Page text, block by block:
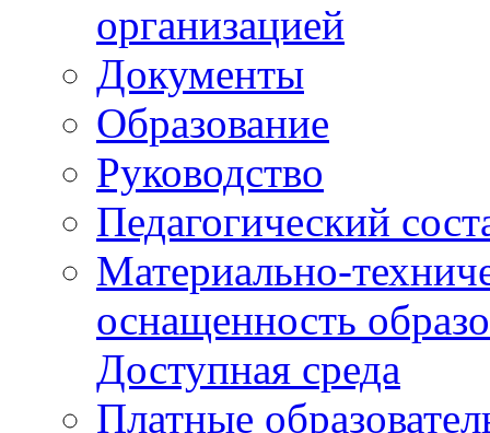
организацией
Документы
Образование
Руководство
Педагогический
Материально-
оснащенность
Доступная среда
Платные